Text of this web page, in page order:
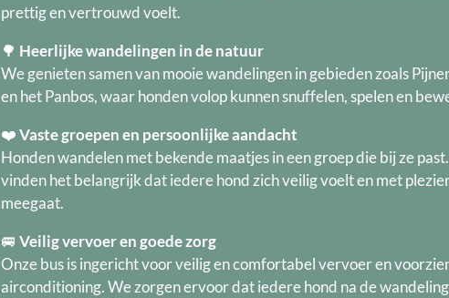
prettig en vertrouwd voelt.
🌳 Heerlijke wandelingen in de natuur
We genieten samen van mooie wandelingen in gebieden zoals
en het Panbos, waar honden volop kunnen snuffelen, spelen en
❤️Vaste groepen en persoonlijke aandacht
Honden wandelen met bekende maatjes in een groep die bij ze
vinden het belangrijk dat iedere hond zich veilig voelt en met
meegaat.
🚐 Veilig vervoer en goede zorg
Onze bus is ingericht voor veilig en comfortabel vervoer en
airconditioning. We zorgen ervoor dat iedere hond na de